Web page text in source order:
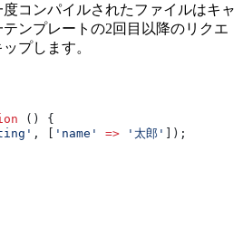
コンパイルされたファイルはキャ
ンプレートの2回目以降のリクエ
プします。
() {
, [ 'name' => '太郎'
]);